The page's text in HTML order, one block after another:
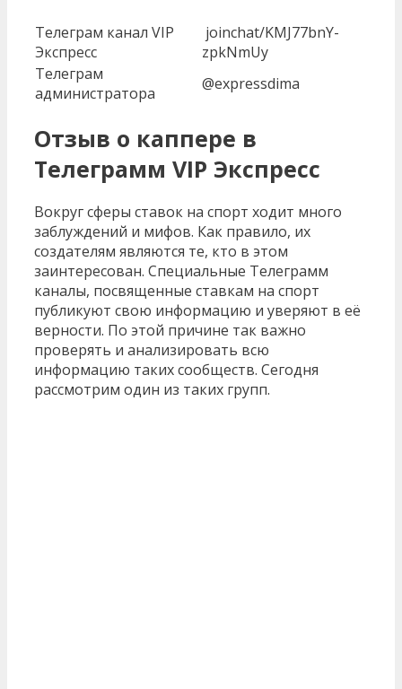
Телеграм канал VIP
Экспресс
joinchat/KMJ77bnY-
zpkNmUy
Телеграм
администратора
@expressdima
Отзыв о каппере в
Телеграмм VIP Экспресс
Вокруг сферы ставок на спорт ходит много
заблуждений и мифов. Как правило, их
создателям являются те, кто в этом
заинтересован. Специальные Телеграмм
каналы, посвященные ставкам на спорт
публикуют свою информацию и уверяют в её
верности. По этой причине так важно
проверять и анализировать всю
информацию таких сообществ. Сегодня
рассмотрим один из таких групп.